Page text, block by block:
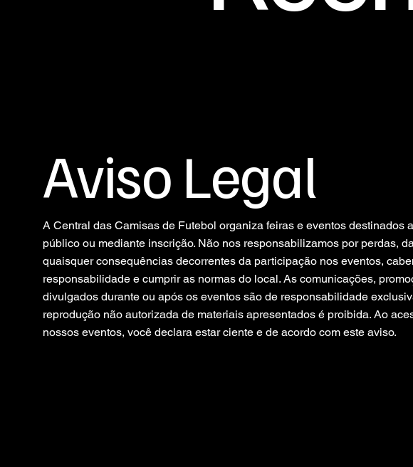
Aviso Legal
A Central das Camisas de Futebol organiza feiras e eventos destinados
público ou mediante inscrição. Não nos responsabilizamos por perdas,
quaisquer consequências decorrentes da participação nos eventos,
responsabilidade e cumprir as normas do local. As comunicações,
divulgados durante ou após os eventos são de responsabilidade
reprodução não autorizada de materiais apresentados é proibida. Ao
nossos eventos, você declara estar ciente e de acordo com este aviso.